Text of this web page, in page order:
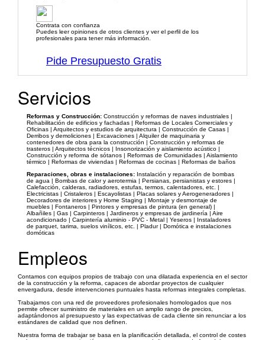
Contrata con confianza
Puedes leer opiniones de otros clientes y ver el perfil de los
profesionales para tener más información.
Pide Presupuesto Gratis
Servicios
Reformas y Construcción: Construcción y reformas de naves industriales |
Rehabilitación de edificios y fachadas | Reformas de Locales Comerciales y
Oficinas | Arquitectos y estudios de arquitectura | Construcción de Casas |
Derribos y demoliciones | Excavaciones | Alquiler de maquinaria y
contenedores de obra para la construcción | Construcción y reformas de
trasteros | Arquitectos técnicos | Insonorización y aislamiento acústico |
Construcción y reforma de sótanos | Reformas de Comunidades | Aislamiento
térmico | Reformas de viviendas | Reformas de cocinas | Reformas de baños
Reparaciones, obras e instalaciones: Instalación y reparación de bombas
de agua | Bombas de calor y aerotermia | Persianas, persianistas y estores |
Calefacción, calderas, radiadores, estufas, termos, calentadores, etc. |
Electricistas | Cristaleros | Escayolistas | Placas solares y Aerogeneradores |
Decoradores de interiores y Home Staging | Montaje y desmontaje de
muebles | Fontaneros | Pintores y empresas de pintura (en general) |
Albañiles | Gas | Carpinteros | Jardineros y empresas de jardinería | Aire
acondicionado | Carpintería aluminio - PVC - Metal | Yeseros | Instaladores
de parquet, tarima, suelos vinílicos, etc. | Pladur | Domótica e instalaciones
domóticas
Empleos
Contamos con equipos propios de trabajo con una dilatada experiencia en el sector
de la construcción y la reforma, capaces de abordar proyectos de cualquier
envergadura, desde intervenciones puntuales hasta reformas integrales completas.
Trabajamos con una red de proveedores profesionales homologados que nos
permite ofrecer suministro de materiales en un amplio rango de precios,
adaptándonos al presupuesto y las expectativas de cada cliente sin renunciar a los
estándares de calidad que nos definen.
Nuestra forma de trabajar se basa en la planificación detallada, el control de costes